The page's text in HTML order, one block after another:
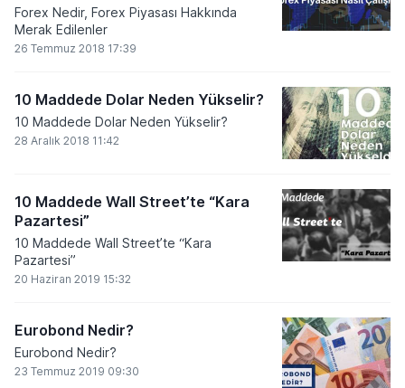
Forex Nedir, Forex Piyasası Hakkında
Merak Edilenler
26 Temmuz 2018 17:39
10 Maddede Dolar Neden Yükselir?
10 Maddede Dolar Neden Yükselir?
28 Aralık 2018 11:42
10 Maddede Wall Street’te “Kara
Pazartesi”
10 Maddede Wall Street’te “Kara
Pazartesi”
20 Haziran 2019 15:32
Eurobond Nedir?
Eurobond Nedir?
23 Temmuz 2019 09:30